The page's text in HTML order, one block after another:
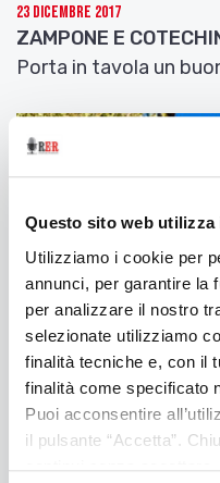
Questo sito web utilizza
Utilizziamo i cookie per
annunci, per garantire la
per analizzare il nostro
selezionate utilizziamo
finalità tecniche e, con il
finalità come specificato
Puoi acconsentire
il pulsante “Accetta”.
23 Dicembre 2017
ZAMPONE E
Porta in tavola un
11 Dicembre 2017
TUTTO LISCIO… COME
Le due DOP di Olio